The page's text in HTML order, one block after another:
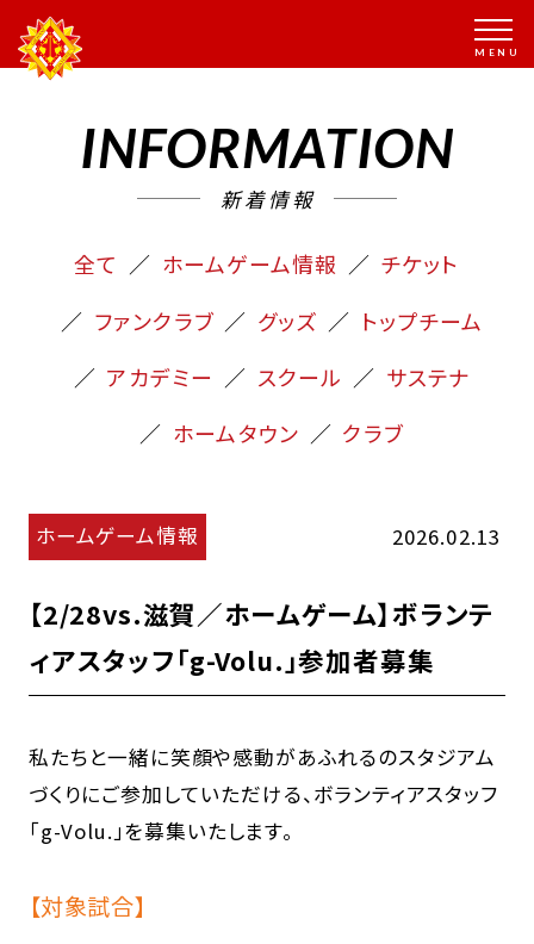
INFORMATION
新着情報
全て ホームゲーム情報
チケット
ファンクラブ
グッズ
トップチーム
アカデミー
スクール
サステナ
ホームタウン
クラブ
ホームゲーム情報 2026.02.13
【2/28vs.滋賀／ホームゲーム】ボランテ
ィアスタッフ「g-Volu.」参加者募集
私たちと一緒に笑顔や感動があふれるのスタジアム
づくりにご参加していただける、ボランティアスタッフ
「g-Volu.」を募集いたします。
【対象試合】